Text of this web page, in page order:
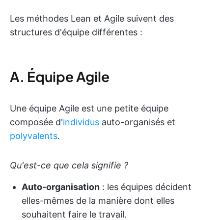
Les méthodes Lean et Agile suivent des
structures d'équipe différentes :
A. Équipe Agile
Une équipe Agile est une petite équipe
composée d'individus auto-organisés et
polyvalents.
Qu'est-ce que cela signifie ?
Auto-organisation : les équipes décident
elles-mêmes de la manière dont elles
souhaitent faire le travail.